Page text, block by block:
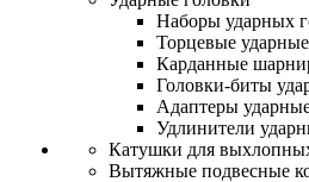
Наборы ударных
Торцевые
Карданные
Головки-биты
Адаптеры
Удлинители
Катушки для
Вытяжные подвесные